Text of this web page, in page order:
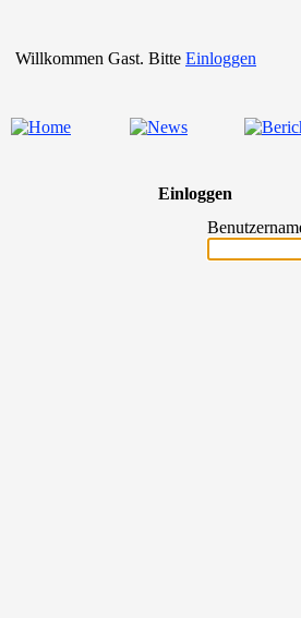
Willkommen Gast. Bitte Einloggen
Einloggen